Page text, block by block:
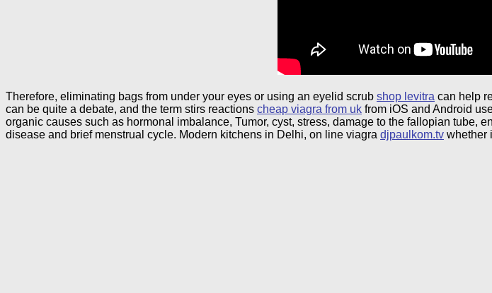
Therefore, eliminating bags from under your eyes or using an eyelid scrub shop levitra can help
can be quite a debate, and the term stirs reactions cheap viagra from uk from iOS and Android
organic causes such as hormonal imbalance, Tumor, cyst, stress, damage to the fallopian tube,
disease and brief menstrual cycle. Modern kitchens in Delhi, on line viagra djpaulkom.tv whether